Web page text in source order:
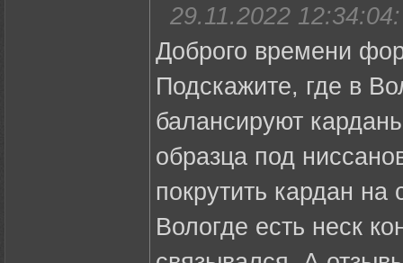
29.11.2022 12:34:04:
Доброго времени
Подскажите, где в
балансируют
образца под
покрутить кардан
Вологде есть неск